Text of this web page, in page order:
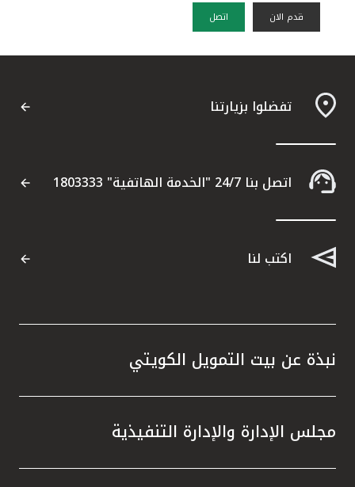
قدم الان اتصل
تفضلوا بزيارتنا
اتصل بنا 24/7 "الخدمة الهاتفية" 1803333
اكتب لنا
نبذة عن بيت التمويل الكويتي
مجلس الإدارة والإدارة التنفيذية